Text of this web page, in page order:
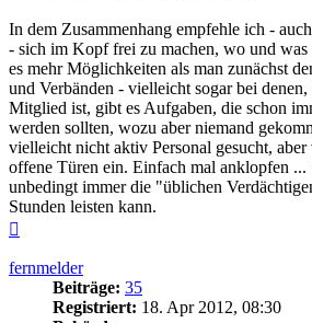
In dem Zusammenhang empfehle ich -
- sich im Kopf frei zu machen, wo und
es mehr Möglichkeiten als man zunächst
und Verbänden - vielleicht sogar bei
Mitglied ist, gibt es Aufgaben, die schon
werden sollten, wozu aber niemand
vielleicht nicht aktiv Personal gesucht,
offene Türen ein. Einfach mal anklopfen ...
unbedingt immer die "üblichen
Stunden leisten kann.
fernmelder
Beiträge: 35
Registriert: 18. Apr 2012, 08:30